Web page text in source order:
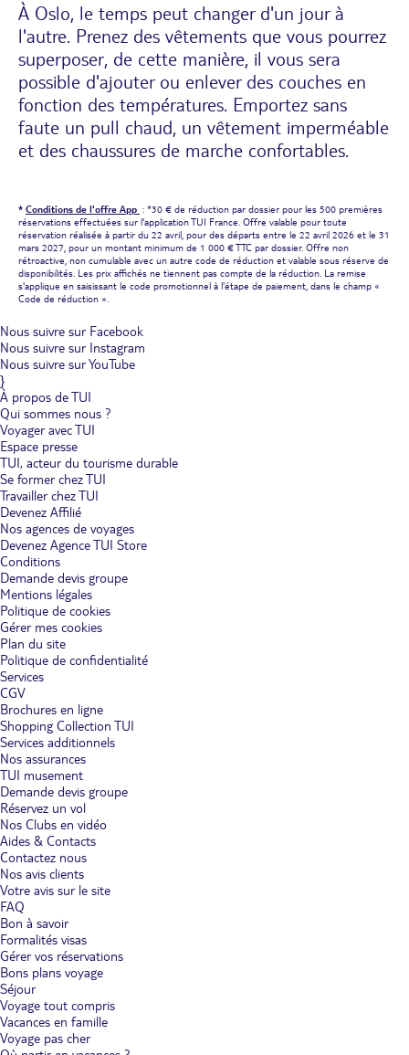
À Oslo, le temps peut changer d'un jour à
l'autre. Prenez des vêtements que vous pourrez
superposer, de cette manière, il vous sera
possible d'ajouter ou enlever des couches en
fonction des températures. Emportez sans
faute un pull chaud, un vêtement imperméable
et des chaussures de marche confortables.
* Conditions de l'offre App : *30 € de réduction par dossier pour les 500 premières
réservations effectuées sur l'application TUI France. Offre valable pour toute
réservation réalisée à partir du 22 avril, pour des départs entre le 22 avril 2026 et le 31
mars 2027, pour un montant minimum de 1 000 € TTC par dossier. Offre non
rétroactive, non cumulable avec un autre code de réduction et valable sous réserve de
disponibilités. Les prix affichés ne tiennent pas compte de la réduction. La remise
s'applique en saisissant le code promotionnel à l'étape de paiement, dans le champ «
Code de réduction ».
Nous suivre sur Facebook
Nous suivre sur Instagram
Nous suivre sur YouTube
}
À propos de TUI
Qui sommes nous ?
Voyager avec TUI
Espace presse
TUI, acteur du tourisme durable
Se former chez TUI
Travailler chez TUI
Devenez Affilié
Nos agences de voyages
Devenez Agence TUI Store
Conditions
Demande devis groupe
Mentions légales
Politique de cookies
Gérer mes cookies
Plan du site
Politique de confidentialité
Services
CGV
Brochures en ligne
Shopping Collection TUI
Services additionnels
Nos assurances
TUI musement
Demande devis groupe
Réservez un vol
Nos Clubs en vidéo
Aides & Contacts
Contactez nous
Nos avis clients
Votre avis sur le site
FAQ
Bon à savoir
Formalités visas
Gérer vos réservations
Bons plans voyage
Séjour
Voyage tout compris
Vacances en famille
Voyage pas cher